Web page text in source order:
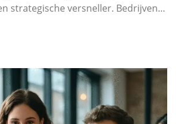
strategische versneller. Bedrijven…